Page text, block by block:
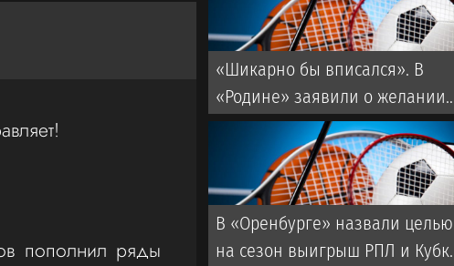
пополнил ряды
«Шикарно бы вписался». В
«Родине» заявили о желании
подписать бывшего капитана
мадридского «Реала»
В «Оренбурге» назвали целью
на сезон выигрыш РПЛ и